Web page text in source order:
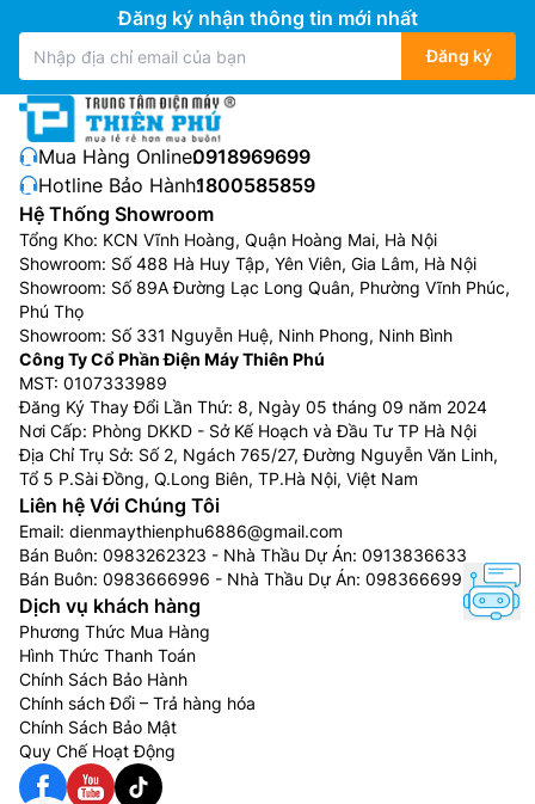
Đăng ký nhận thông tin mới nhất
Đăng ký
Mua Hàng Online:0918969699
Hotline Bảo Hành:1800585859
Hệ Thống Showroom
Tổng Kho: KCN Vĩnh Hoàng, Quận Hoàng Mai, Hà Nội
Showroom: Số 488 Hà Huy Tập, Yên Viên, Gia Lâm, Hà Nội
Showroom: Số 89A Đường Lạc Long Quân, Phường Vĩnh Phúc,
Phú Thọ
Showroom: Số 331 Nguyễn Huệ, Ninh Phong, Ninh Bình
Công Ty Cổ Phần Điện Máy Thiên Phú
MST: 0107333989
Đăng Ký Thay Đổi Lần Thứ: 8, Ngày 05 tháng 09 năm 2024
Nơi Cấp: Phòng DKKD - Sở Kế Hoạch và Đầu Tư TP Hà Nội
Địa Chỉ Trụ Sở: Số 2, Ngách 765/27, Đường Nguyễn Văn Linh,
Tổ 5 P.Sài Đồng, Q.Long Biên, TP.Hà Nội, Việt Nam
Liên hệ Với Chúng Tôi
Email: dienmaythienphu6886@gmail.com
Bán Buôn: 0983262323 - Nhà Thầu Dự Án: 0913836633
Bán Buôn: 0983666996 - Nhà Thầu Dự Án: 0983666996
Dịch vụ khách hàng
Phương Thức Mua Hàng
Hình Thức Thanh Toán
Chính Sách Bảo Hành
Chính sách Đổi – Trả hàng hóa
Chính Sách Bảo Mật
Quy Chế Hoạt Động